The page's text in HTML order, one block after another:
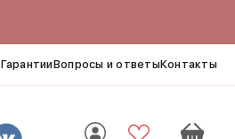
ГарантииВопросы и ответыКонтакты